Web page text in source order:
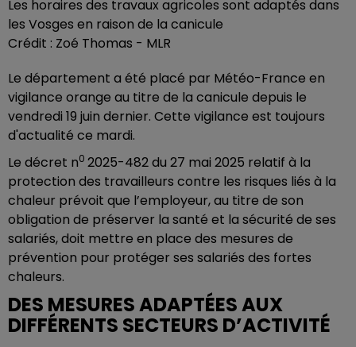
Les horaires des travaux agricoles sont adaptés dans
les Vosges en raison de la canicule
Crédit : Zoé Thomas - MLR
Le département a été placé par Météo-France en
vigilance orange au titre de la canicule depuis le
vendredi 19 juin dernier. Cette vigilance est toujours
d'actualité ce mardi.
Le décret n0 2025-482 du 27 mai 2025 relatif à la
protection des travailleurs contre les risques liés à la
chaleur prévoit que l’employeur, au titre de son
obligation de préserver la santé et la sécurité de ses
salariés, doit mettre en place des mesures de
prévention pour protéger ses salariés des fortes
chaleurs.
DES MESURES ADAPTÉES AUX
DIFFÉRENTS SECTEURS D’ACTIVITÉ